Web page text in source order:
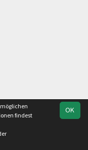
OK
findest